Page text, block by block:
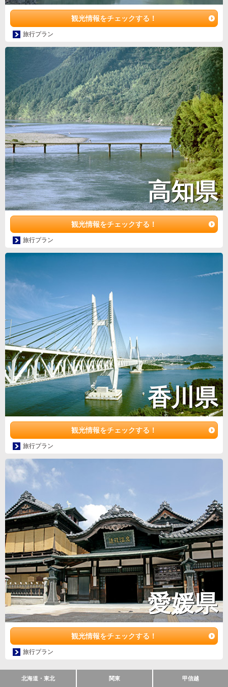
観光情報をチェックする！
旅行プラン
高知県
観光情報をチェックする！
旅行プラン
香川県
観光情報をチェックする！
旅行プラン
愛媛県
観光情報をチェックする！
旅行プラン
北海道・東北 関東 甲信越